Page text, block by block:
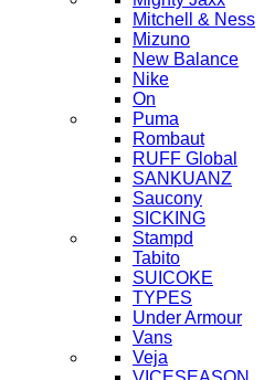
Mitchell & Ness
Mizuno
New Balance
Nike
On
Puma
Rombaut
RUFF Global
SANKUANZ
Saucony
SICKING
Stampd
Tabito
SUICOKE
TYPES
Under Armour
Vans
Veja